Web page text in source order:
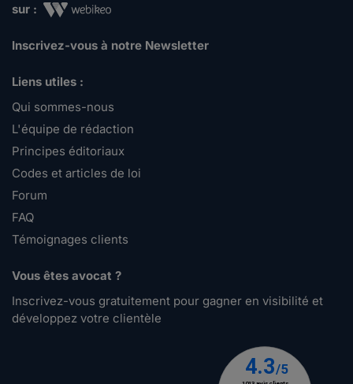
sur :
Inscrivez-vous à notre Newsletter
Liens utiles :
Qui sommes-nous
L'équipe de rédaction
Principes éditoriaux
Codes et articles de loi
Forum
FAQ
Témoignages clients
Vous êtes avocat ?
Inscrivez-vous gratuitement pour gagner en visibilité et
développez votre clientèle